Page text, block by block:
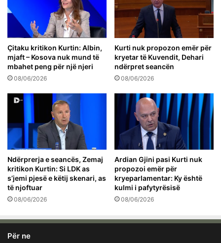
Çitaku kritikon Kurtin: Albin,
mjaft – Kosova nuk mund të
mbahet peng për një njeri
08/06/2026
Kurti nuk propozon emër për
kryetar të Kuvendit, Dehari
ndërpret seancën
08/06/2026
Ndërprerja e seancës, Zemaj
kritikon Kurtin: Si LDK as
s’jemi pjesë e këtij skenari, as
të njoftuar
08/06/2026
Ardian Gjini pasi Kurti nuk
propozoi emër për
kryeparlamentar: Ky është
kulmi i pafytyrësisë
08/06/2026
Për ne